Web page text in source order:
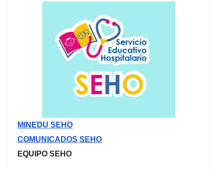
MINEDU SEHO
COMUNICADOS SEHO
EQUIPO SEHO